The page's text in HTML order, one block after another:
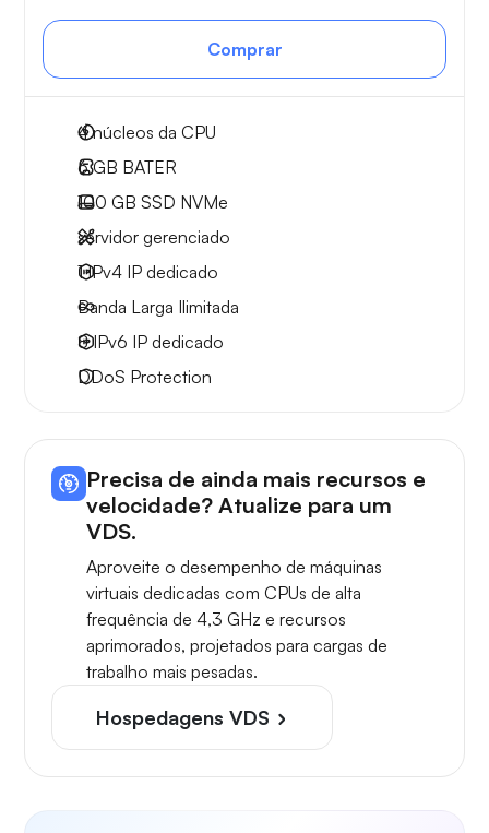
Comprar
4núcleos da CPU
6 GB BATER
100 GB SSD NVMe
servidor gerenciado
1 IPv4 IP dedicado
Banda Larga Ilimitada
8 IPv6 IP dedicado
DDoS Protection
Precisa de ainda mais recursos e
velocidade? Atualize para um
VDS.
Aproveite o desempenho de máquinas
virtuais dedicadas com CPUs de alta
frequência de 4,3 GHz e recursos
aprimorados, projetados para cargas de
trabalho mais pesadas.
Hospedagens VDS